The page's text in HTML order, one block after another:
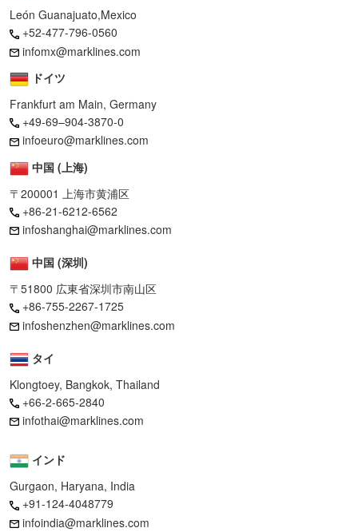
León Guanajuato,Mexico
+52-477-796-0560
infomx@marklines.com
ドイツ
Frankfurt am Main, Germany
+49-69–904-3870-0
infoeuro@marklines.com
中国 (上海)
〒200001 上海市黄浦区
+86-21-6212-6562
infoshanghai@marklines.com
中国 (深圳)
〒51800 広東省深圳市南山区
+86-755-2267-1725
infoshenzhen@marklines.com
タイ
Klongtoey, Bangkok, Thailand
+66-2-665-2840
infothai@marklines.com
インド
Gurgaon, Haryana, India
+91-124-4048779
infoindia@marklines.com